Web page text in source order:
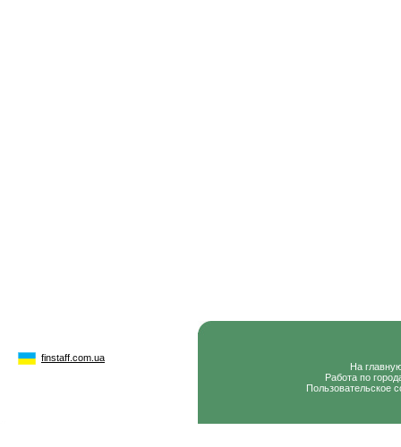
finstaff.com.ua
На
Работа по
Пользовательское